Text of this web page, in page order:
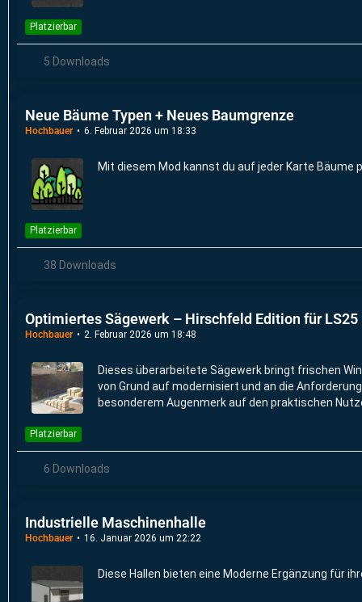
Platzierbar
5 Downloads
Neue Bäume Typen + Neues Baumgrenze
Hochbauer 6. Februar 2026 um 18:33
Mit diesem Mod kannst du auf jeder Karte Bäume
Platzierbar
38 Downloads
Optimiertes Sägewerk – Hirschfeld Edition für LS25
Hochbauer 2. Februar 2026 um 18:48
Dieses überarbeitete Sägewerk bringt frischen
von Grund auf modernisiert und an die
besonderem Augenmerk auf den praktischen
Platzierbar
6 Downloads
Industrielle Maschinenhalle
Hochbauer 16. Januar 2026 um 22:22
Diese Hallen bieten eine Moderne Ergänzung für